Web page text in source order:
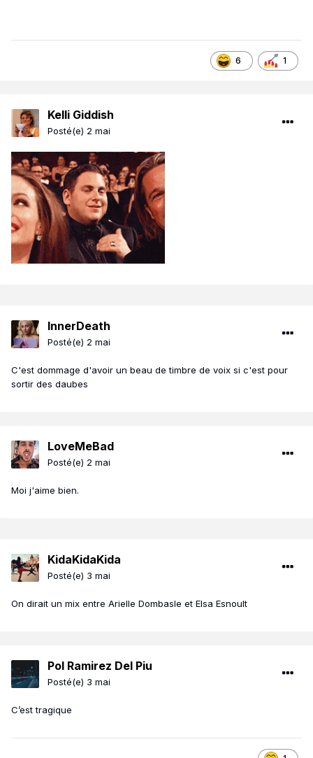
6 1
Kelli Giddish
Posté(e) 2 mai
InnerDeath
Posté(e) 2 mai
C'est dommage d'avoir un beau de timbre de voix si c'est pour
sortir des daubes
LoveMeBad
Posté(e) 2 mai
Moi j'aime bien.
KidaKidaKida
Posté(e) 3 mai
On dirait un mix entre Arielle Dombasle et Elsa Esnoult
Pol Ramirez Del Piu
Posté(e) 3 mai
C’est tragique